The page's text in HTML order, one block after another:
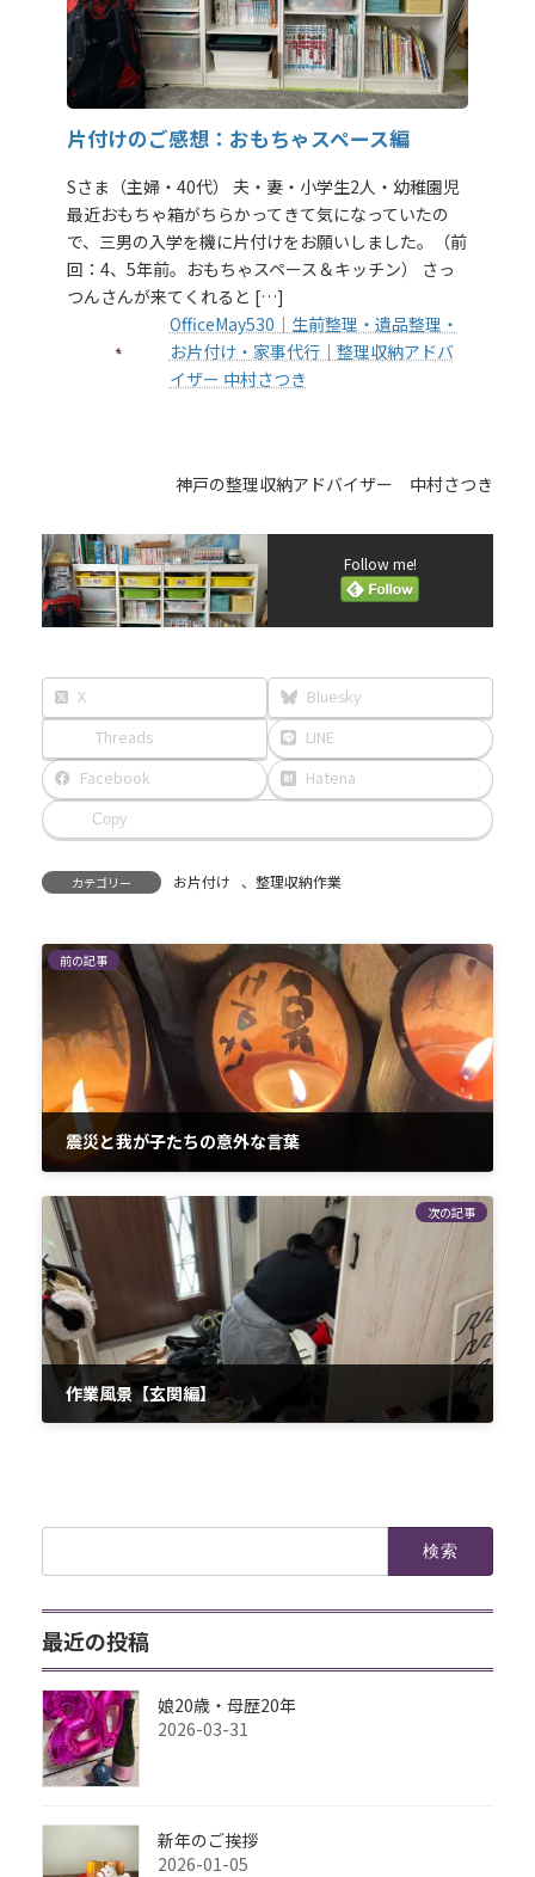
片付けのご感想：おもちゃスペース編
Sさま（主婦・40代） 夫・妻・小学生2人・幼稚園児
最近おもちゃ箱がちらかってきて気になっていたの
で、三男の入学を機に片付けをお願いしました。（前
回：4、5年前。おもちゃスペース＆キッチン） さっ
つんさんが来てくれると […]
OfficeMay530｜生前整理・遺品整理・
お片付け・家事代行｜整理収納アドバ
イザー 中村さつき
神戸の整理収納アドバイザー 中村さつき
Follow me!
Facebook
X
Bluesky
Threads
Hatena
LINE
Copy
カテゴリー お片付け 、整理収納作業
前の記事
震災と我が子たちの意外な言葉
次の記事
作業風景【玄関編】
最近の投稿
娘20歳・母歴20年
2026-03-31
新年のご挨拶
2026-01-05